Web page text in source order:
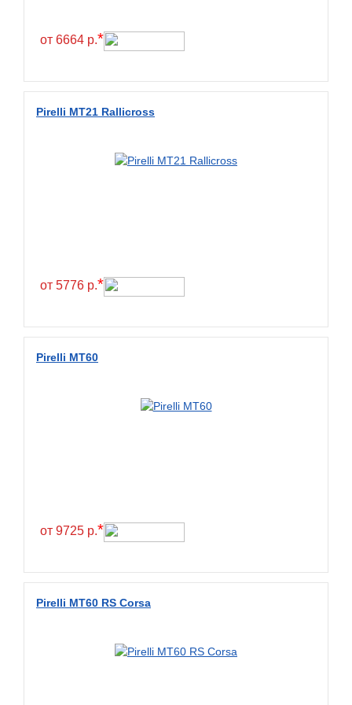
от 6664 р.*
Pirelli MT21 Rallicross
от 5776 р.*
Pirelli MT60
от 9725 р.*
Pirelli MT60 RS Corsa